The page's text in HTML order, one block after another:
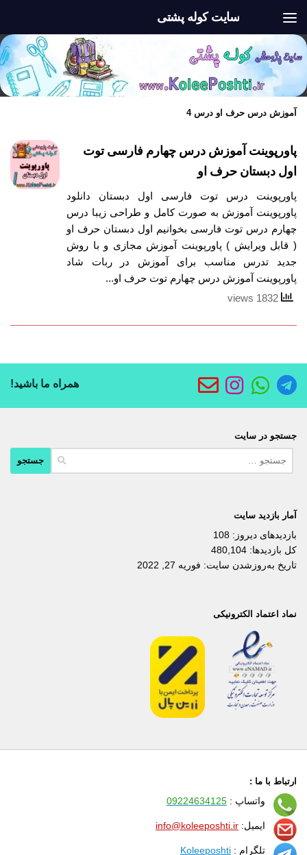
سایت کوله پشتی
آموزش درس حرف او درس 4
پاورپوینت آموزش درس چهارم فارسی توت
اول دبستان حرف او
پاورپوینت درس توت فارسی اول دبستان دانلود
پاورپوینت آموزش به صورت کامل و طراحی زیبا درس
چهارم درس توت فارسی بخوانیم اول دبستان حرف او
( قابل ویرایش ) پاورپوینت آموزش مجازی و با روش
جدید تدرس مناسب برای آموزش در ربات شاد
پاورپوینت آموزش درس چهارم توت حرف او...
همراه ما باشید!
جستجو در سایت
آمار بازدید سایت
بازدیدهای دیروز: 108
کل بازدیدها: 480,104
تاریخ به‌روزشدن سایت: فوریه 27, 2022
نماد اعتماد الکترونیکی
ارتباط با ما :
واتساپ : 09224634125
ایمیل: info@koleeposhti.ir
تلگرام : Koleeposhti